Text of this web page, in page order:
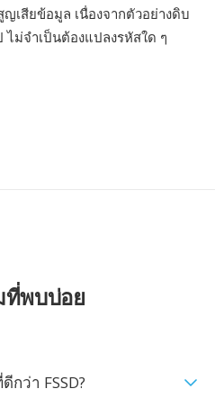
เสียข้อมูล เนื่องจากตัวอย่างดิบ
ไม่จำเป็นต้องแปลงรหัสใด ๆ
ที่พบบ่อย
กว่า FSSD?